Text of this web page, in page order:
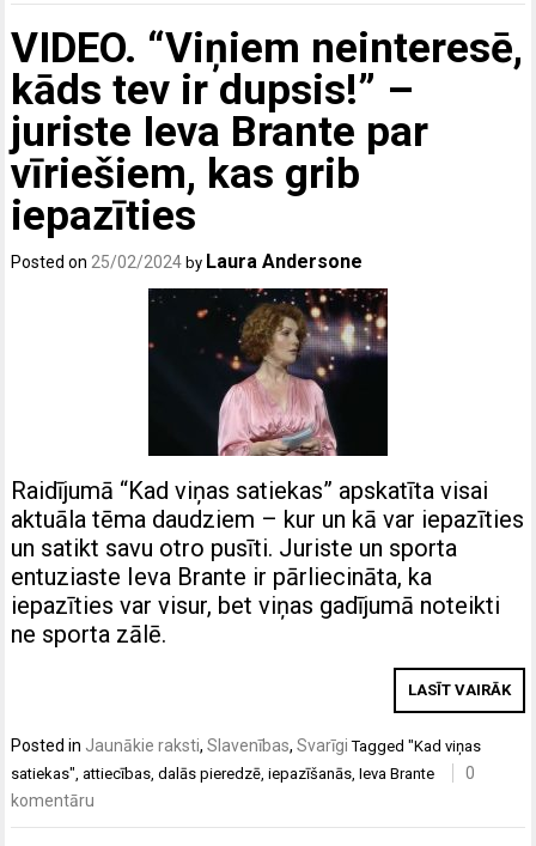
VIDEO. “Viņiem neinteresē,
kāds tev ir dupsis!” –
juriste Ieva Brante par
vīriešiem, kas grib
iepazīties
Posted on25/02/2024 by Laura Andersone
Raidījumā “Kad viņas satiekas” apskatīta visai
aktuāla tēma daudziem – kur un kā var iepazīties
un satikt savu otro pusīti. Juriste un sporta
entuziaste Ieva Brante ir pārliecināta, ka
iepazīties var visur, bet viņas gadījumā noteikti
ne sporta zālē.
LASĪT VAIRĀK
Posted in Jaunākie raksti,Slavenības,Svarīgi Tagged"Kad viņas
satiekas",attiecības,dalās pieredzē,iepazīšanās,Ieva Brante
0
komentāru